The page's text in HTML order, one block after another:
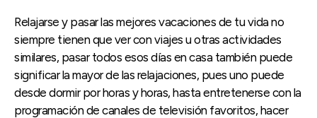
Relajarse y pasar las mejores vacaciones de tu vida no
siempre tienen que ver con viajes u otras actividades
similares, pasar todos esos días en casa también puede
significar la mayor de las relajaciones, pues uno puede
desde dormir por horas y horas, hasta entretenerse con la
programación de canales de televisión favoritos, hacer